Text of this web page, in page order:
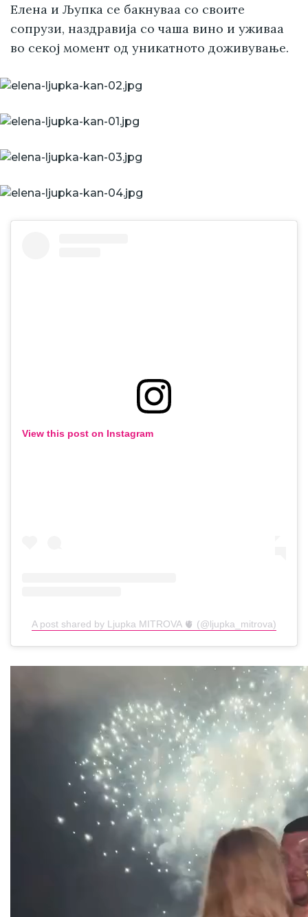
Елена и Љупка се бакнуваа со своите
сопрузи, наздравија со чаша вино и уживаа
во секој момент од уникатното доживување.
View this post on Instagram
A post shared by Ljupka MITROVA 🫀 (@ljupka_mitrova)